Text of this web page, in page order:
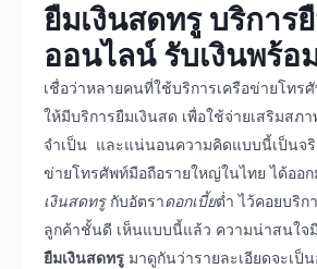
ยืมเงินสดทรู บริการ
ออนไลน์ รับเงินพร้อ
เชื่อว่าหลายคนที่ใช้บริการเครือข่ายโทร
ให้มีบริการยืมเงินสด เพื่อใช้จ่ายเสริมสภ
จำเป็น และแน่นอนความคิดแบบนี้เป็นจริ
ข่ายโทรศัพท์มือถือรายใหญ่ในไทย ได้ออ
เงินสดทรู กับอัตราดอกเบี้ยต่ำ ไว้คอยบริก
ลูกค้าชั้นดี เห็นแบบนี้แล้ว ความน่าสนใจ
ยืมเงินสดทรู มาดูกันว่ารายละเอียดจะเป็น